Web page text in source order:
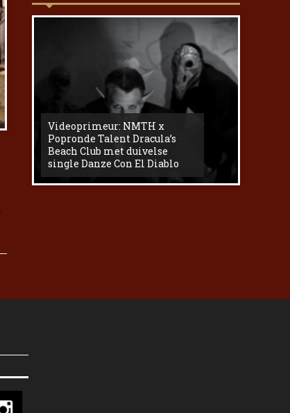
Videoprimeur: NMTH x
Popronde Talent Dracula’s
Beach Club met duivelse
single Danze Con El Diablo